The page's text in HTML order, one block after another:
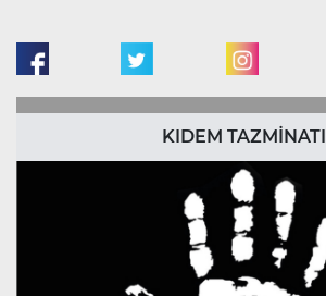
KIDEM TAZMİNATI